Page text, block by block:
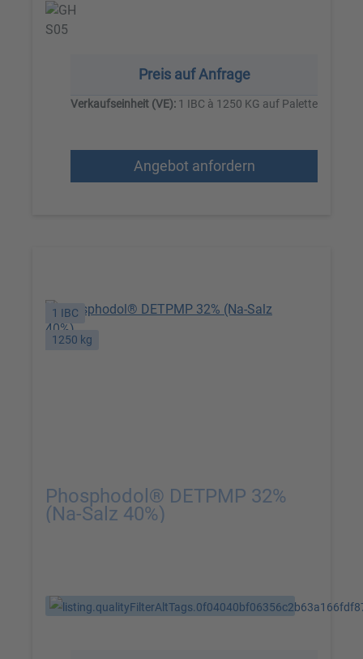
Preis auf Anfrage
Verkaufseinheit (VE): 1 IBC à 1250 KG auf Palette
Angebot anfordern
1 IBC
1250 kg
Phosphodol® DETPMP 32%
(Na-Salz 40%)